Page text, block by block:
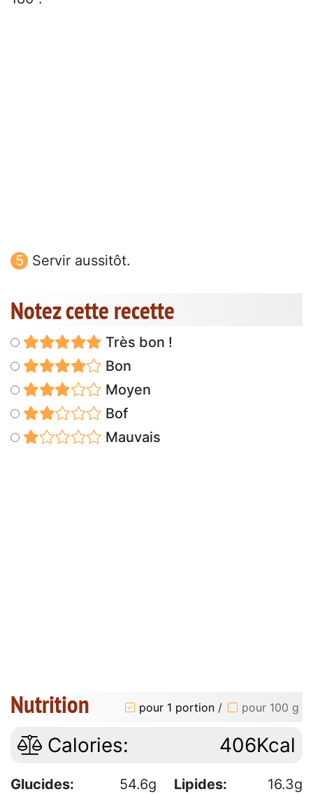
Servir aussitôt.
Notez cette recette
Très bon !
Bon
Moyen
Bof
Mauvais
Nutrition pour 1 portion / pour 100 g
Calories: 406Kcal
Glucides: 54.6g Lipides:
16.3g